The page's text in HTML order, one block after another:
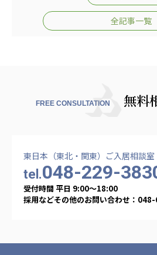
OKP with Life クリニック
こうのすナーシングホーム共生園
洛桂の郷
上桂の郷
ファミリエール吉祥院
教育（共に生きる仲間達）
全記事一覧
FREE CONSULTATION 無料
東日本（東北・関東）ご入居相談室
tel.048-229-
受付時間 平日 9:00〜18:00
採用などその他のお問い合わせ：